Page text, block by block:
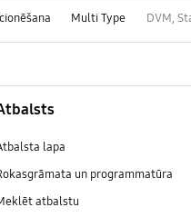
Multi Type DVM,
lapa
un programmatūra
atbalstu